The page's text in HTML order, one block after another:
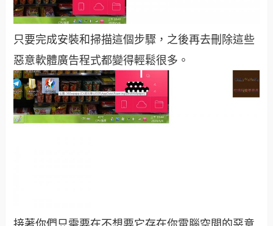
只要完成安裝和掃描這個步驟，之後再去刪除這些
惡意軟體廣告程式都變得輕鬆很多。